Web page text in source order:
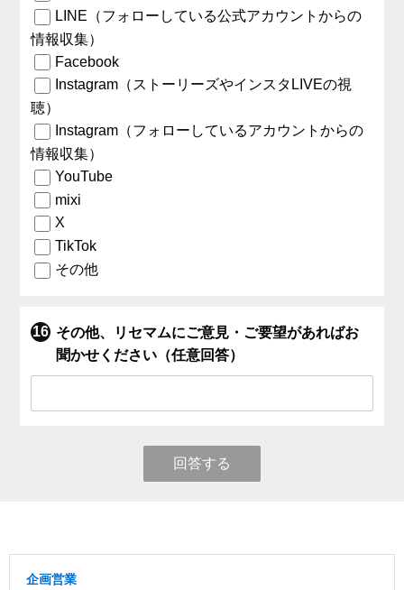
LINE（フォローしている公式アカウントからの
情報収集）
Facebook
Instagram（ストーリーズやインスタLIVEの視
聴）
Instagram（フォローしているアカウントからの
情報収集）
YouTube
mixi
X
TikTok
その他
その他、リセマムにご意見・ご要望があればお
聞かせください（任意回答）
回答する
企画営業